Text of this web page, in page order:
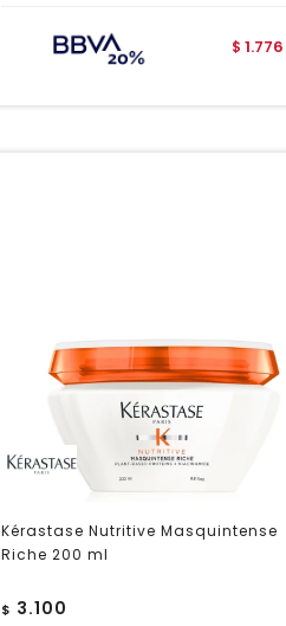
$ 1.776
Kérastase Nutritive Masquintense
Riche 200 ml
$ 3.100